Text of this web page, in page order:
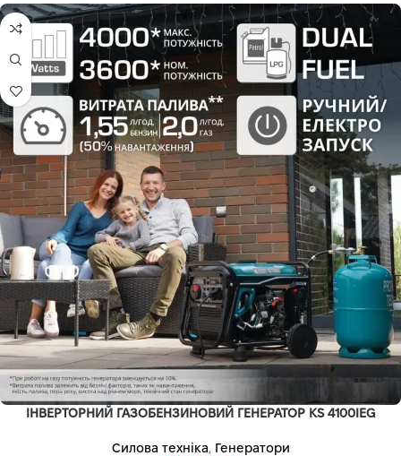
ІНВЕРТОРНИЙ ГАЗОБЕНЗИНОВИЙ ГЕНЕРАТОР KS 4100IEG
Силова техніка, Генератори